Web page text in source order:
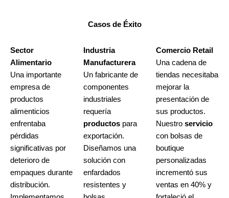
Casos de Éxito
Sector
Alimentario
Una importante
empresa de
productos
alimenticios
enfrentaba
pérdidas
significativas por
deterioro de
empaques durante
distribución.
Industria
Manufacturera
Un fabricante de
componentes
industriales
requería
productospara
exportación.
Diseñamos una
solución con
enfardados
resistentes y
Comercio Retail
Una cadena de
tiendas necesitaba
mejorar la
presentación de
sus productos.
Nuestroservicio
con bolsas de
boutique
personalizadas
incrementó sus
ventas en 40% y